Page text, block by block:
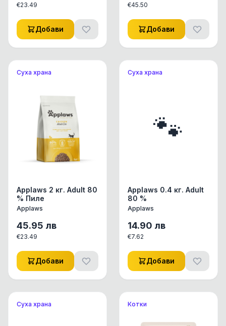
€23.49
Добави
€45.50
Добави
Суха храна
Applaws 2 кг. Adult 80
% Пиле
Applaws
45.95 лв
€23.49
Добави
Суха храна
🐾
Applaws 0.4 кг. Adult
80 %
Applaws
14.90 лв
€7.62
Добави
Суха храна Котки